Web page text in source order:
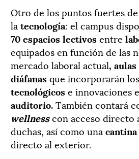
Otro de los puntos fuertes
la tecnología: el campus
70 espacios lectivosentre
equipados en función de las
mercado laboral actual,
diáfanasque incorporarán
tecnológicose innovaciones
auditorio.También contará
wellnesscon acceso directo
duchas, así como una cantina
directo al exterior.